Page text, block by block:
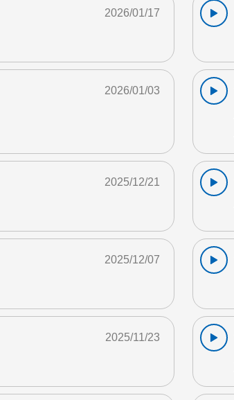
2026/01/17
2026/01/03
2025/12/21
2025/12/07
2025/11/23